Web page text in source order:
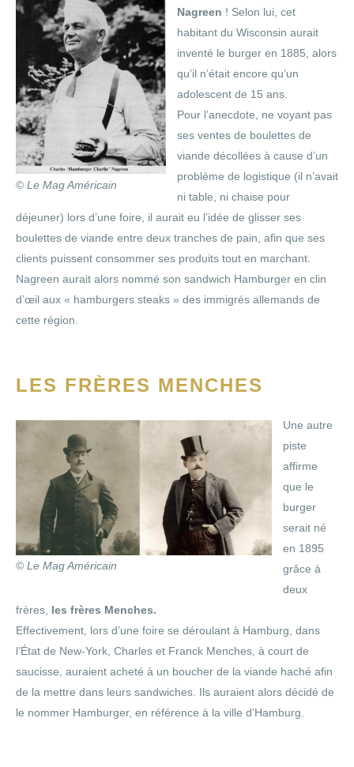
© Le Mag Américain
Nagreen ! Selon lui, cet
habitant du Wisconsin aurait
inventé le burger en 1885, alors
qu’il n’était encore qu’un
adolescent de 15 ans.
Pour l’anecdote, ne voyant pas
ses ventes de boulettes de
viande décollées à cause d’un
problème de logistique (il n’avait
ni table, ni chaise pour
déjeuner) lors d’une foire, il aurait eu l’idée de glisser ses
boulettes de viande entre deux tranches de pain, afin que ses
clients puissent consommer ses produits tout en marchant.
Nagreen aurait alors nommé son sandwich Hamburger en clin
d’œil aux « hamburgers steaks » des immigrés allemands de
cette région.
LES FRÈRES MENCHES
© Le Mag Américain
Une autre
piste
affirme
que le
burger
serait né
en 1895
grâce à
deux
frères, les frères Menches.
Effectivement, lors d’une foire se déroulant à Hamburg, dans
l’État de New-York, Charles et Franck Menches, à court de
saucisse, auraient acheté à un boucher de la viande haché afin
de la mettre dans leurs sandwiches. Ils auraient alors décidé de
le nommer Hamburger, en référence à la ville d’Hamburg.